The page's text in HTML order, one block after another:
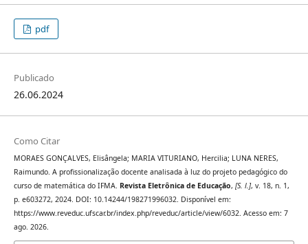
pdf
Publicado
26.06.2024
Como Citar
MORAES GONÇALVES, Elisângela; MARIA VITURIANO, Hercilia; LUNA NERES,
Raimundo. A profissionalização docente analisada à luz do projeto pedagógico do
curso de matemática do IFMA. Revista Eletrônica de Educação, [S. l.], v. 18, n. 1,
p. e603272, 2024. DOI: 10.14244/198271996032. Disponível em:
https://www.reveduc.ufscar.br/index.php/reveduc/article/view/6032. Acesso em: 7
ago. 2026.